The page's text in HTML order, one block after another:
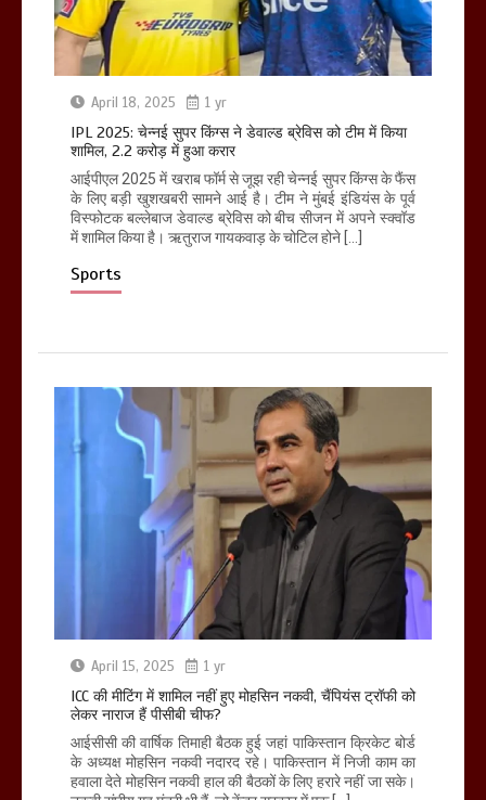
April 18, 2025 1 yr
IPL 2025: चेन्नई सुपर किंग्स ने डेवाल्ड ब्रेविस को टीम में किया
शामिल, 2.2 करोड़ में हुआ करार
आईपीएल 2025 में खराब फॉर्म से जूझ रही चेन्नई सुपर किंग्स के फैंस
के लिए बड़ी खुशखबरी सामने आई है। टीम ने मुंबई इंडियंस के पूर्व
विस्फोटक बल्लेबाज डेवाल्ड ब्रेविस को बीच सीजन में अपने स्क्वॉड
में शामिल किया है। ऋतुराज गायकवाड़ के चोटिल होने […]
Sports
April 15, 2025 1 yr
ICC की मीटिंग में शामिल नहीं हुए मोहसिन नकवी, चैंपियंस ट्रॉफी को
लेकर नाराज हैं पीसीबी चीफ?
आईसीसी की वार्षिक तिमाही बैठक हुई जहां पाकिस्तान क्रिकेट बोर्ड
के अध्यक्ष मोहसिन नकवी नदारद रहे। पाकिस्तान में निजी काम का
हवाला देते मोहसिन नकवी हाल की बैठकों के लिए हरारे नहीं जा सके।